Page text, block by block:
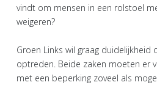
vindt om mensen in een rolstoel
weigeren?
Groen Links wil graag duidelijkheid
optreden. Beide zaken moeten er
met een beperking zoveel als